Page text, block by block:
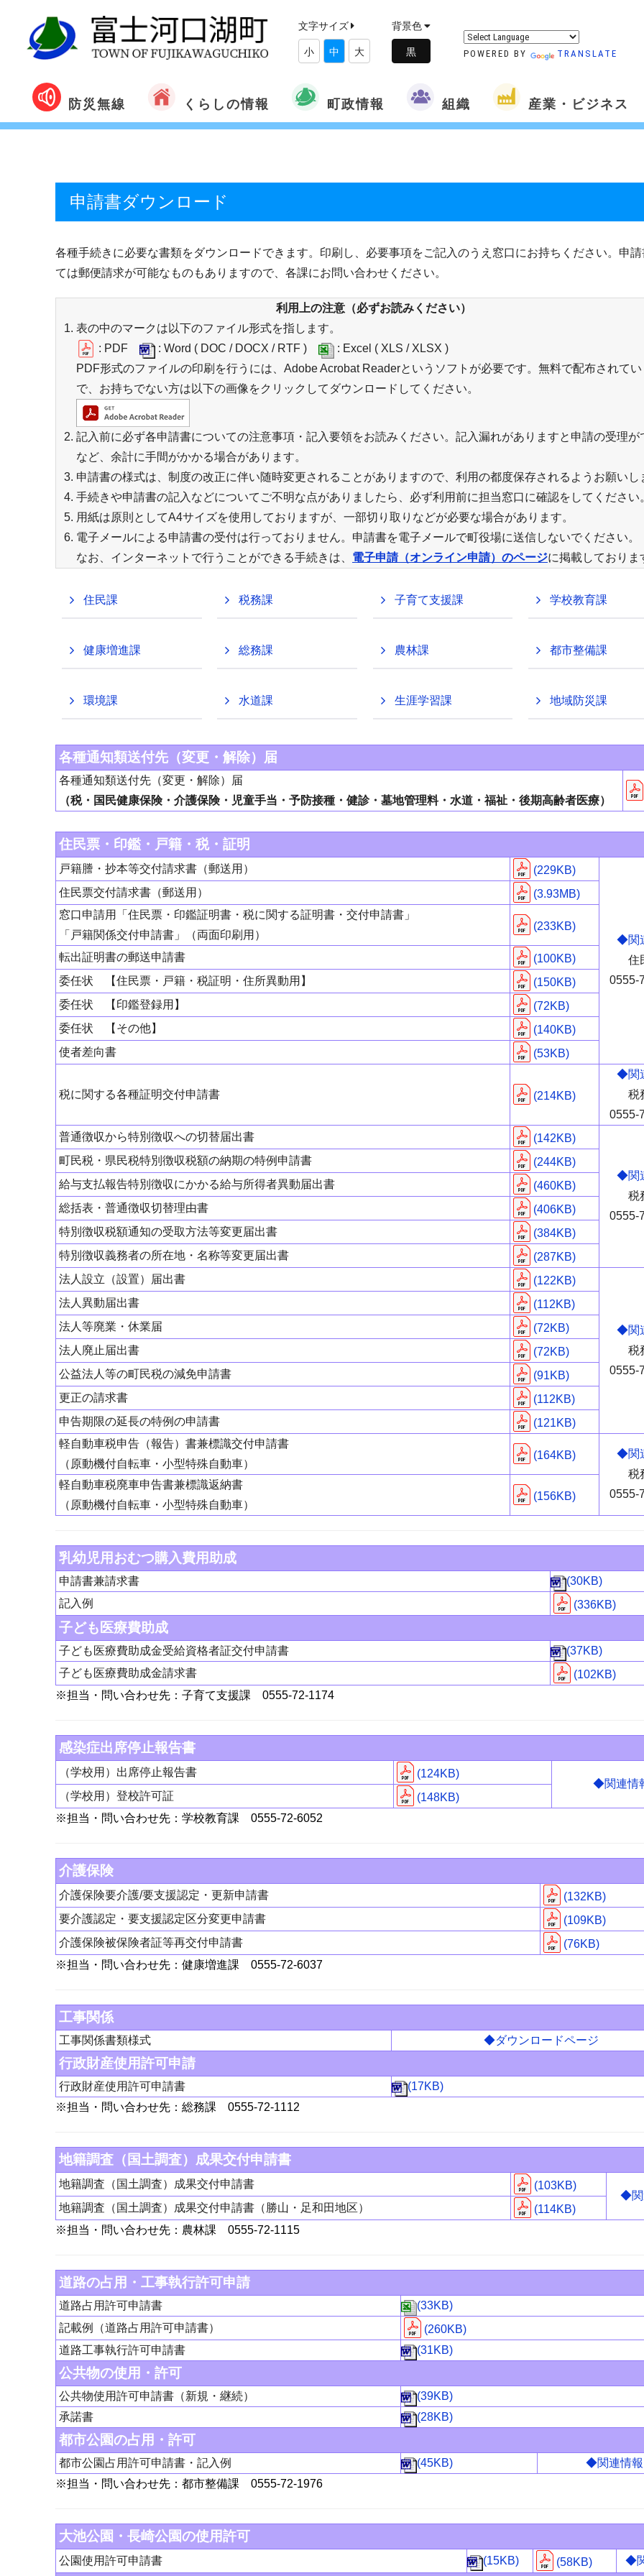
文字サイズ
小 中 大
背景色
POWERED BY TRANSLATE
防災無線 くらしの情報 町政情報 組織 産業・ビジネス
申請書ダウンロード
各種手続きに必要な書類をダウンロードできます。印刷し、必要事項をご記入のうえ窓口にお持ちください。申
ては郵便請求が可能なものもありますので、各課にお問い合わせください。
利用上の注意（必ずお読みください）
表の中のマークは以下のファイル形式を指します。
: PDF
: Word ( DOC / DOCX / RTF )
: Excel ( XLS / XLSX )
PDF形式のファイルの印刷を行うには、Adobe Acrobat Readerというソフトが必要です。無料で配布されて
で、お持ちでない方は以下の画像をクリックしてダウンロードしてください。
記入前に必ず各申請書についての注意事項・記入要領をお読みください。記入漏れがありますと申請の受理が
など、余計に手間がかかる場合があります。
申請書の様式は、制度の改正に伴い随時変更されることがありますので、利用の都度保存されるようお願いし
手続きや申請書の記入などについてご不明な点がありましたら、必ず利用前に担当窓口に確認をしてください
用紙は原則としてA4サイズを使用しておりますが、一部切り取りなどが必要な場合があります。
電子メールによる申請書の受付は行っておりません。申請書を電子メールで町役場に送信しないでください。
なお、インターネットで行うことができる手続きは、 電子申請（オンライン申請）のページに掲載しておりま
住民課 税務課 子育て支援課 学校教育課
健康増進課 総務課 農林課 都市整備課
環境課 水道課 生涯学習課 地域防災課
各種通知類送付先（変更・解除）届
各種通知類送付先（変更・解除）届
（税・国民健康保険・介護保険・児童手当・予防接種・健診・墓地管理料・水道・福祉・後期高齢者医療）
住民票・印鑑・戸籍・税・証明
戸籍謄・抄本等交付請求書（郵送用） (229KB)
◆関
住
0555-
住民票交付請求書（郵送用）
(3.93MB)
窓口申請用「住民票・印鑑証明書・税に関する証明書・交付申請書」
「戸籍関係交付申請書」（両面印刷用）
(233KB)
転出証明書の郵送申請書
(100KB)
委任状 【住民票・戸籍・税証明・住所異動用】
(150KB)
委任状 【印鑑登録用】
(72KB)
委任状 【その他】
(140KB)
使者差向書
(53KB)
税に関する各種証明交付申請書 (214KB)
◆関
税
0555-
普通徴収から特別徴収への切替届出書
(142KB)
◆関
税
0555-
町民税・県民税特別徴収税額の納期の特例申請書
(244KB)
給与支払報告特別徴収にかかる給与所得者異動届出書
(460KB)
総括表・普通徴収切替理由書
(406KB)
特別徴収税額通知の受取方法等変更届出書
(384KB)
特別徴収義務者の所在地・名称等変更届出書
(287KB)
法人設立（設置）届出書
(122KB)
◆関
税
0555-
法人異動届出書
(112KB)
法人等廃業・休業届
(72KB)
法人廃止届出書
(72KB)
公益法人等の町民税の減免申請書
(91KB)
更正の請求書
(112KB)
申告期限の延長の特例の申請書
(121KB)
軽自動車税申告（報告）書兼標識交付申請書
（原動機付自転車・小型特殊自動車）
(164KB)
◆関
税
0555-
軽自動車税廃車申告書兼標識返納書
（原動機付自転車・小型特殊自動車）
(156KB)
※担当・問い合わせ先：子育て支援課 0555-72-1174
乳幼児用おむつ購入費用助成
申請書兼請求書
(30KB)
記入例
(336KB)
子ども医療費助成
子ども医療費助成金受給資格者証交付申請書
(37KB)
子ども医療費助成金請求書
(102KB)
※担当・問い合わせ先：学校教育課 0555-72-6052
感染症出席停止報告書
（学校用）出席停止報告書
(124KB)
◆関連情
（学校用）登校許可証
(148KB)
※担当・問い合わせ先：健康増進課 0555-72-6037
介護保険
介護保険要介護/要支援認定・更新申請書
(132KB)
要介護認定・要支援認定区分変更申請書
(109KB)
介護保険被保険者証等再交付申請書
(76KB)
※担当・問い合わせ先：総務課 0555-72-1112
工事関係
工事関係書類様式 ◆ダウンロードページ
行政財産使用許可申請
行政財産使用許可申請書 (17KB)
※担当・問い合わせ先：農林課 0555-72-1115
地籍調査（国土調査）成果交付申請書
地籍調査（国土調査）成果交付申請書
(103KB)
◆関
地籍調査（国土調査）成果交付申請書（勝山・足和田地区）
(114KB)
※担当・問い合わせ先：都市整備課 0555-72-1976
道路の占用・工事執行許可申請
道路占用許可申請書
(33KB)
記載例（道路占用許可申請書）
(260KB)
道路工事執行許可申請書
(31KB)
公共物の使用・許可
公共物使用許可申請書（新規・継続）
(39KB)
承諾書
(28KB)
都市公園の占用・許可
都市公園占用許可申請書・記入例 (45KB) ◆関連情報
大池公園・長崎公園の使用許可
公園使用許可申請書 (15KB) (58KB) ◆